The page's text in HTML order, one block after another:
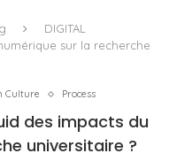
DIGITAL
sur la recherche
Culture Process
des impacts du
universitaire ?